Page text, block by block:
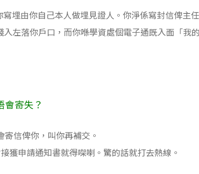
埋由你自己本人做埋見證人。你淨係寫封信俾主
左落你戶口，而你喺學資處個電子通既入面「我
會寄失？
信俾你，叫你再補交。
獲申請通知書就得㗎喇。驚的話就打去熱線。